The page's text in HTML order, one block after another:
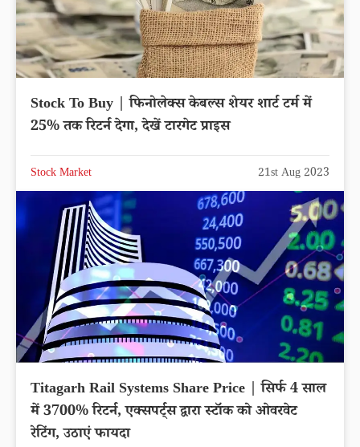
Stock To Buy | फिनोलेक्स केबल्स शेयर शार्ट टर्म में
25% तक रिटर्न देगा, देखें टारगेट प्राइस
Stock Market 21st Aug 2023
Titagarh Rail Systems Share Price | सिर्फ 4 साल
में 3700% रिटर्न, एक्सपर्ट्स द्वारा स्टॉक को ओवरवेट
रेटिंग, उठाएं फायदा